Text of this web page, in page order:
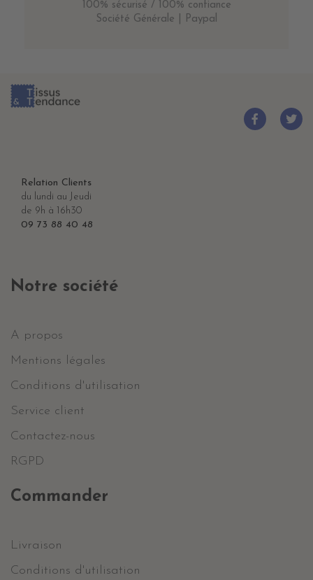
100% sécurisé / 100% confiance
Société Générale | Paypal
Relation Clients
du lundi au Jeudi
de 9h à 16h30
09 73 88 40 48
Notre société
A propos
Mentions légales
Conditions d'utilisation
Service client
Contactez-nous
RGPD
Commander
Livraison
Conditions d'utilisation